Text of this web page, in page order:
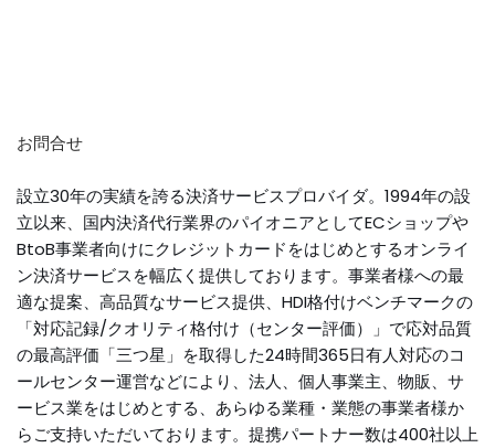
お問合せ
設立30年の実績を誇る決済サービスプロバイダ。1994年の設
立以来、国内決済代行業界のパイオニアとしてECショップや
BtoB事業者向けにクレジットカードをはじめとするオンライ
ン決済サービスを幅広く提供しております。事業者様への最
適な提案、高品質なサービス提供、HDI格付けベンチマークの
「対応記録/クオリティ格付け（センター評価）」で応対品質
の最高評価「三つ星」を取得した24時間365日有人対応のコ
ールセンター運営などにより、法人、個人事業主、物販、サ
ービス業をはじめとする、あらゆる業種・業態の事業者様か
らご支持いただいております。提携パートナー数は400社以上